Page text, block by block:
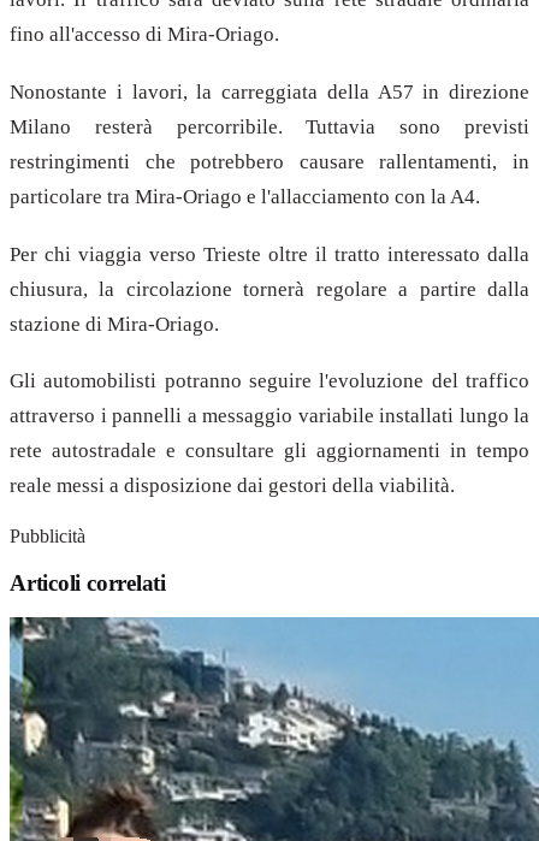
fino all'accesso di Mira-Oriago.
Nonostante i lavori, la carreggiata della A57 in direzione
Milano resterà percorribile. Tuttavia sono previsti
restringimenti che potrebbero causare rallentamenti, in
particolare tra Mira-Oriago e l'allacciamento con la A4.
Per chi viaggia verso Trieste oltre il tratto interessato dalla
chiusura, la circolazione tornerà regolare a partire dalla
stazione di Mira-Oriago.
Gli automobilisti potranno seguire l'evoluzione del traffico
attraverso i pannelli a messaggio variabile installati lungo la
rete autostradale e consultare gli aggiornamenti in tempo
reale messi a disposizione dai gestori della viabilità.
Pubblicità
Articoli correlati